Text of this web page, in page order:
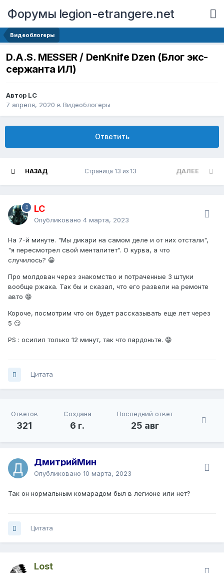
Форумы legion-etrangere.net
Видеоблогеры
D.A.S. MESSER / DenKnife Dzen (Блог экс-
сержанта ИЛ)
Автор LC
7 апреля, 2020 в Видеоблогеры
Ответить
НАЗАД ДАЛЕЕ
Страница 13 из 13
LC
Опубликовано 4 марта, 2023
На 7-й минуте. "Мы дикари на самом деле и от них отстали",
"я пересмотрел свой менталитет". О курва, а что
случилось? 😁
Про молдован через знакомство и потраченные 3 штуки
вообще ржака. Так бы и сказал, что его развели на ремонте
авто 😁
Короче, посмотрим что он будет рассказывать еще лет через
5 😏
PS : осилил только 12 минут, так что пардоньте. 😁
Цитата
Ответов
321
Создана
6 г.
Последний ответ
25 авг
ДмитрийМин
Опубликовано 10 марта, 2023
Так он нормальным комарадом был в легионе или нет?
Цитата
Lost